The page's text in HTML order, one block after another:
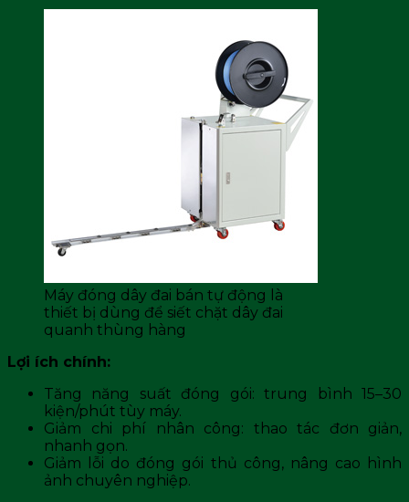
Máy đóng dây đai bán tự động là
thiết bị dùng để siết chặt dây đai
quanh thùng hàng
Lợi ích chính:
Tăng năng suất đóng gói: trung bình 15–30
kiện/phút tùy máy.
Giảm chi phí nhân công: thao tác đơn giản,
nhanh gọn.
Giảm lỗi do đóng gói thủ công, nâng cao hình
ảnh chuyên nghiệp.